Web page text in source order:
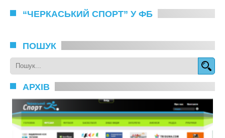
“ЧЕРКАСЬКИЙ СПОРТ” У ФБ
ПОШУК
АРХІВ